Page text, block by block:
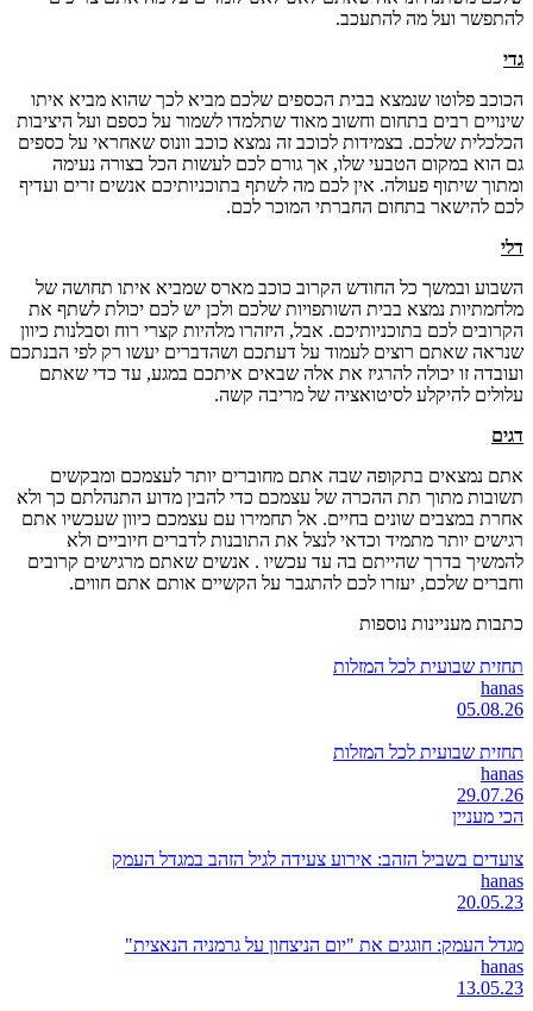
להתפשר ועל מה להתעכב.
גדי
הכוכב פלוטו שנמצא בבית הכספים שלכם מביא לכך שהוא מביא איתו
שינויים רבים בתחום וחשוב מאוד שתלמדו לשמור על כספם ועל היציבות
הכלכלית שלכם. בצמידות לכוכב זה נמצא כוכב וונוס שאחראי על כספים
גם הוא במקום הטבעי שלו, אך גורם לכם לעשות הכל בצורה נעימה
ומתוך שיתוף פעולה. אין לכם מה לשתף בתוכניותיכם אנשים זרים ועדיף
לכם להישאר בתחום החברתי המוכר לכם.
דלי
השבוע ובמשך כל החודש הקרוב כוכב מארס שמביא איתו תחושה של
מלחמתיות נמצא בבית השותפויות שלכם ולכן יש לכם יכולת לשתף את
הקרובים לכם בתוכניותיכם. אבל, היזהרו מלהיות קצרי רוח וסבלנות כיוון
שנראה שאתם רוצים לעמוד על דעתכם ושהדברים יעשו רק לפי הבנתכם
ועובדה זו יכולה להרגיז את אלה שבאים איתכם במגע, עד כדי שאתם
עלולים להיקלע לסיטואציה של מריבה קשה.
דגים
אתם נמצאים בתקופה שבה אתם מחוברים יותר לעצמכם ומבקשים
תשובות מתוך תת ההכרה של עצמכם כדי להבין מדוע התנהלתם כך ולא
אחרת במצבים שונים בחיים. אל תחמירו עם עצמכם כיוון שעכשיו אתם
רגישים יותר מתמיד וכדאי לנצל את התובנות לדברים חיוביים ולא
להמשיך בדרך שהייתם בה עד עכשיו . אנשים שאתם מרגישים קרובים
וחברים שלכם, יעזרו לכם להתגבר על הקשיים אותם אתם חווים.
כתבות מעניינות נוספות
תחזית שבועית לכל המזלות
hanas
05.08.26
תחזית שבועית לכל המזלות
hanas
29.07.26
הכי מעניין
צועדים בשביל הזהב: אירוע צעידה לגיל הזהב במגדל העמק
hanas
20.05.23
מגדל העמק: חוגגים את "יום הניצחון על גרמניה הנאצית"
hanas
13.05.23